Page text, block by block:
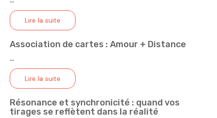
Lire la suite
Association de cartes : Amour + Distance
...
Lire la suite
Résonance et synchronicité : quand vos
tirages se reflètent dans la réalité